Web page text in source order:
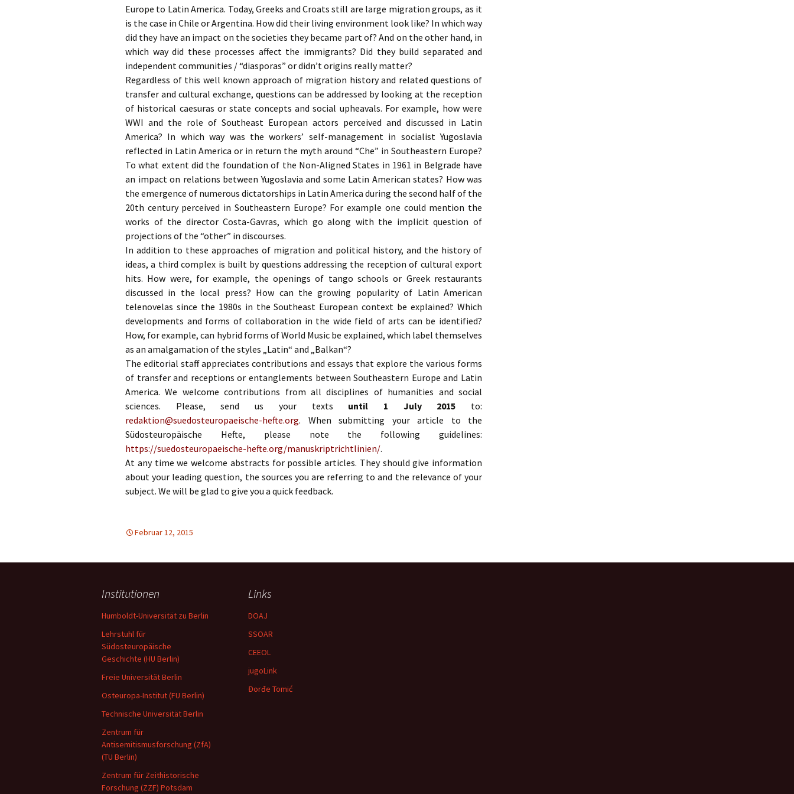
Autor_innen (1/2)
Autor_innen_1_1
Europe to Latin America. Today, Greeks and Croats still are large migration groups, as it
is the case in Chile or Argentina. How did their living environment look like? In which way
did they have an impact on the societies they became part of? And on the other hand, in
which way did these processes affect the immigrants? Did they build separated and
independent communities / “diasporas” or didn’t origins really matter?
Regardless of this well known approach of migration history and related questions of
transfer and cultural exchange, questions can be addressed by looking at the reception
of historical caesuras or state concepts and social upheavals. For example, how were
WWI and the role of Southeast European actors perceived and discussed in Latin
America? In which way was the workers’ self-management in socialist Yugoslavia
reflected in Latin America or in return the myth around “Che” in Southeastern Europe?
To what extent did the foundation of the Non-Aligned States in 1961 in Belgrade have
an impact on relations between Yugoslavia and some Latin American states? How was
the emergence of numerous dictatorships in Latin America during the second half of the
20th century perceived in Southeastern Europe? For example one could mention the
works of the director Costa-Gavras, which go along with the implicit question of
projections of the “other” in discourses.
In addition to these approaches of migration and political history, and the history of
ideas, a third complex is built by questions addressing the reception of cultural export
hits. How were, for example, the openings of tango schools or Greek restaurants
discussed in the local press? How can the growing popularity of Latin American
telenovelas since the 1980s in the Southeast European context be explained? Which
developments and forms of collaboration in the wide field of arts can be identified?
How, for example, can hybrid forms of World Music be explained, which label themselves
as an amalgamation of the styles „Latin“ and „Balkan“?
The editorial staff appreciates contributions and essays that explore the various forms
of transfer and receptions or entanglements between Southeastern Europe and Latin
America. We welcome contributions from all disciplines of humanities and social
sciences. Please, send us your texts until 1 July 2015 to:
redaktion@suedosteuropaeische-hefte.org. When submitting your article to the
Südosteuropäische Hefte, please note the following guidelines:
https://suedosteuropaeische-hefte.org/manuskriptrichtlinien/.
At any time we welcome abstracts for possible articles. They should give information
about your leading question, the sources you are referring to and the relevance of your
subject. We will be glad to give you a quick feedback.
Februar 12, 2015
Institutionen
Humboldt-Universität zu Berlin
Lehrstuhl für
Südosteuropäische
Geschichte (HU Berlin)
Freie Universität Berlin
Osteuropa-Institut (FU Berlin)
Technische Universität Berlin
Zentrum für
Antisemitismusforschung (ZfA)
(TU Berlin)
Zentrum für Zeithistorische
Forschung (ZZF) Potsdam
Links
DOAJ
SSOAR
CEEOL
jugoLink
Đorđe Tomić